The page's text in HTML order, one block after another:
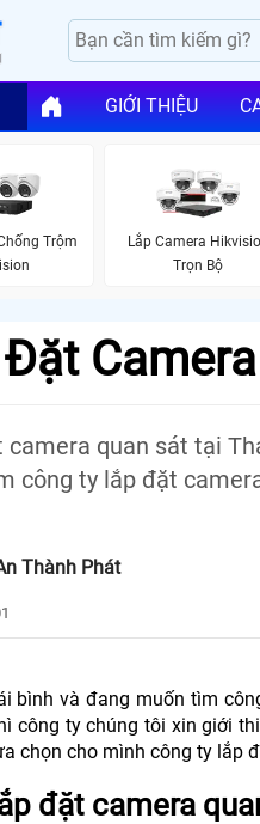
GIỚI THIỆU
Trộm
Lắp Camera
Trọn Bộ
camera quan sát tại
công ty lắp đặt
Thành Phát
bình và đang muốn tìm
công ty chúng tôi xin giới
chọn cho mình công ty lắp
đặt camera